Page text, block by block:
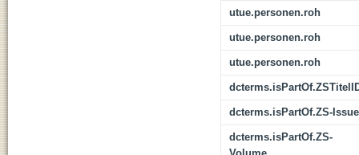
utue.personen.roh
utue.personen.roh
utue.personen.roh
dcterms.isPartOf.ZS-Issue
dcterms.isPartOf.ZS-